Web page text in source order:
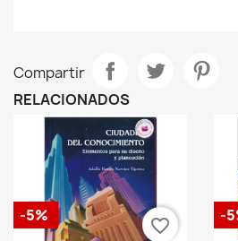
Compartir
RELACIONADOS
-5%
favorite_border
-